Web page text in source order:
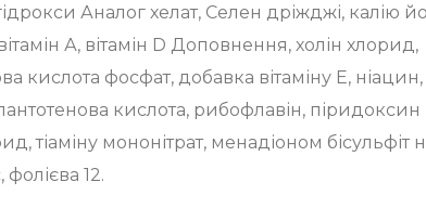
Аналог хелат, Селен дріжджі, калію
А, вітамін D Доповнення, холін хлорид,
кислота фосфат, добавка вітаміну Е, ніацин,
кислота, рибофлавін, піридоксин
тіаміну мононітрат, менадіоном бісульфіт
12.